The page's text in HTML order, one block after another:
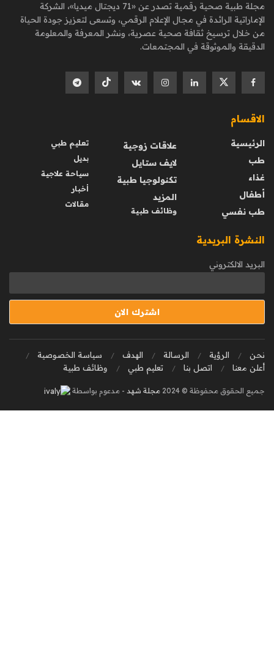
مجلة طبية صحية رقمية تصدر عن «71 ديجتال ميديا»، الشركة
الإماراتية الرائدة في مجال الإعلام الرقمي، وتسعى لتعزيز جودة الحياة
من خلال ترسيخ ثقافة صحية عصرية، ونشر المعرفة والمعلومة
الدقيقة والموثوقة في المجتمعات.
الاقسام
الرئيسية
طب
غذاء
أطفال
طب نفسي
علاقات زوجية
لايف ستايل
تكنولوجيا طبية
المزيد
وظائف طبية
تعليم طبي
بديل
سياحة علاجية
أخبار
مقالات
النشرة البريدية
البريد الالكتروني
نحن الرؤية الرسالة الهدف
سياسة الخصوصية
أعلن معنا
اتصل بنا تعليم طبي وظائف طبية
جميع الحقوق محفوظة © 2024 مجلة شهد - مدعوم بواسطة